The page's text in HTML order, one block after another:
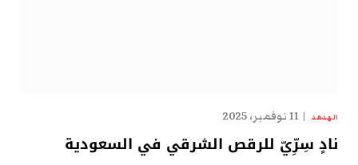
الهدهد 11 نوفمبر، 2025
نادٍ سِرِّيّ للرقص الشرقي في السعودية